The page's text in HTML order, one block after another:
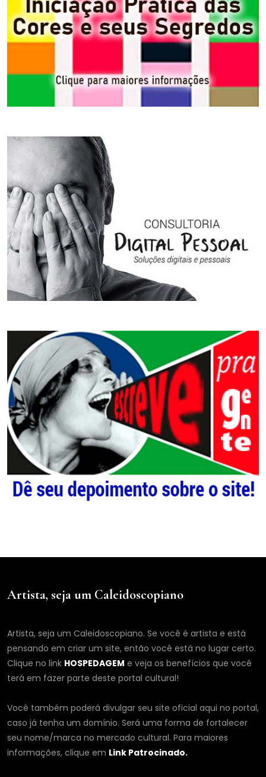
Artista, seja um Caleidoscopiano
Artista, seja um Caleidoscopiano. Se você é artista e está
pensando em criar um site, então você está no lugar certo.
Clique no link HOSPEDAGEM e veja os benefícios que você
terá em fazer parte deste portal cultural!
Você também poderá divulgar seu site oficial aqui no portal,
caso já tenha um domínio. Será uma forma de fortalecer
seu nome/marca no mercado cultural. Para maiores
informações, clique em Link Patrocinado.